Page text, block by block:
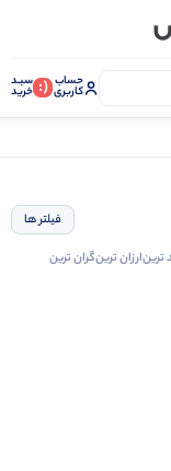
حساب
کاربری (: سبـد
خرید
فیلتر ها
ترینارزان ترینگران ترین